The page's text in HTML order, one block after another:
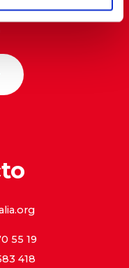
55 19
418